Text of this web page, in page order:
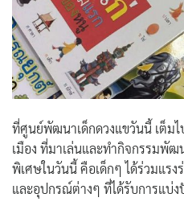
ที่ศูนย์พัฒนาเด็กดวงแขวันนี้ เต็ม
เมือง ที่มาเล่นและทำกิจกรรมพั
พิเศษในวันนี้ คือเด็กๆ ได้ร่วมแร
และอุปกรณ์ต่างๆ ที่ได้รับการแบ่